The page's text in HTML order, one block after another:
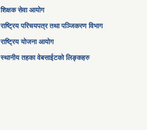
शिक्षक सेवा आयोग
राष्ट्रिय परिचयपत्र तथा पञ्जिकरण विभाग
राष्ट्रिय योजना आयोग
स्थानीय तहका वेबसाईटको लिङ्कहरु